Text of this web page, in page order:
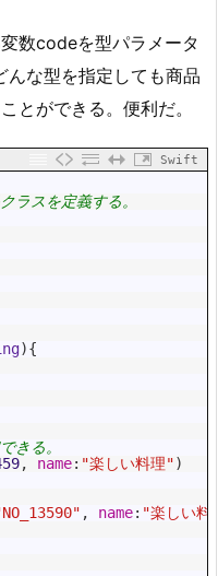
数codeを型パラメータ
んな型を指定しても商品
とができる。便利だ。
Swift
ラスを定義する。
){
きる。
, name: "楽しい料理")
, name: "楽しい料